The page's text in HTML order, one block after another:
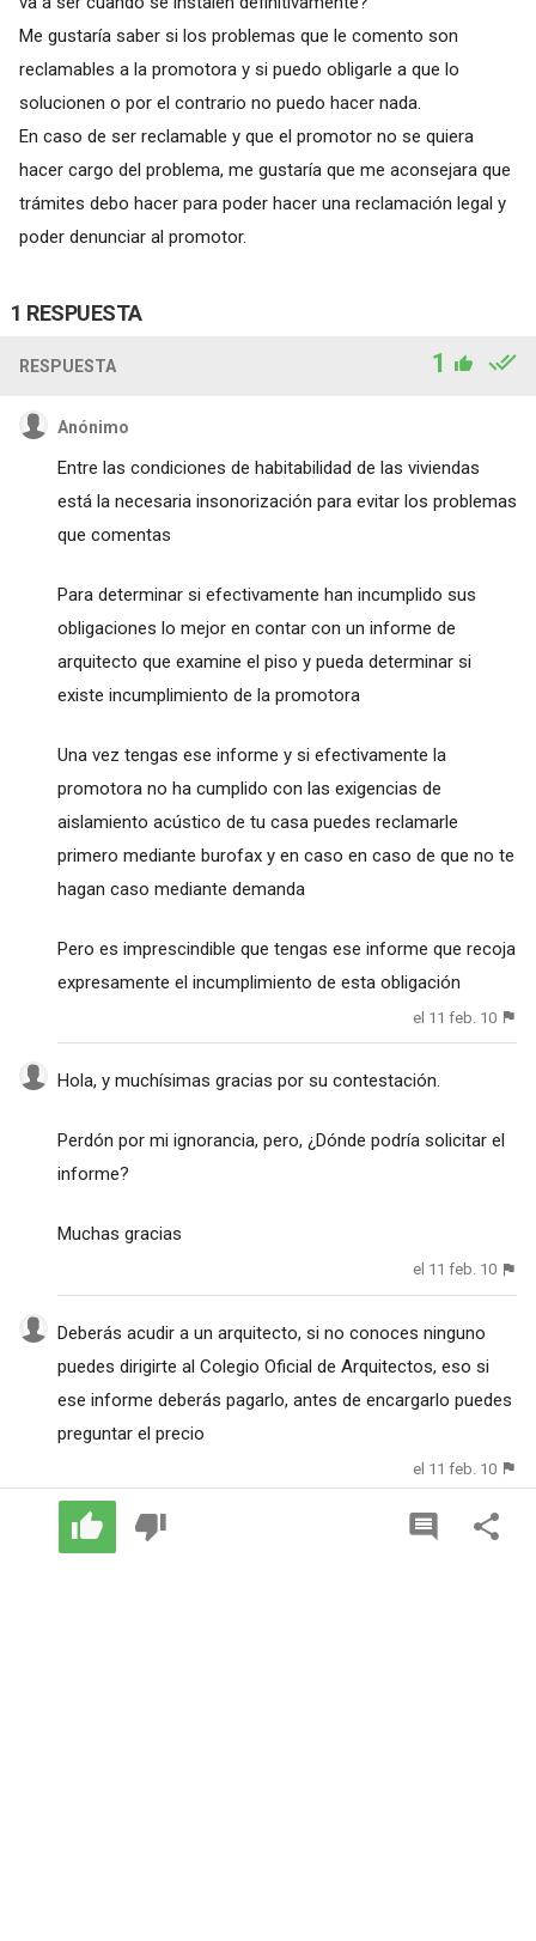
Me gustaría saber si los problemas que le comento son
reclamables a la promotora y si puedo obligarle a que lo
solucionen o por el contrario no puedo hacer nada.
En caso de ser reclamable y que el promotor no se quiera
hacer cargo del problema, me gustaría que me aconsejara que
trámites debo hacer para poder hacer una reclamación legal y
poder denunciar al promotor.
1 RESPUESTA
RESPUESTA 1
Anónimo
Entre las condiciones de habitabilidad de las viviendas
está la necesaria insonorización para evitar los problemas
que comentas
Para determinar si efectivamente han incumplido sus
obligaciones lo mejor en contar con un informe de
arquitecto que examine el piso y pueda determinar si
existe incumplimiento de la promotora
Una vez tengas ese informe y si efectivamente la
promotora no ha cumplido con las exigencias de
aislamiento acústico de tu casa puedes reclamarle
primero mediante burofax y en caso en caso de que no te
hagan caso mediante demanda
Pero es imprescindible que tengas ese informe que recoja
expresamente el incumplimiento de esta obligación
el 11 feb. 10
Hola, y muchísimas gracias por su contestación.
Perdón por mi ignorancia, pero, ¿Dónde podría solicitar el
informe?
Muchas gracias
el 11 feb. 10
Deberás acudir a un arquitecto, si no conoces ninguno
puedes dirigirte al Colegio Oficial de Arquitectos, eso si
ese informe deberás pagarlo, antes de encargarlo puedes
preguntar el precio
el 11 feb. 10